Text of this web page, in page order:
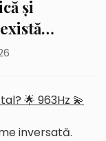
și
🌟 963Hz 💫
inversată.